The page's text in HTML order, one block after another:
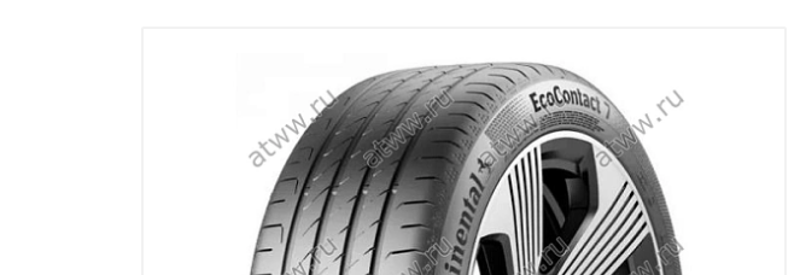
Штампованные диски
Кованые диски